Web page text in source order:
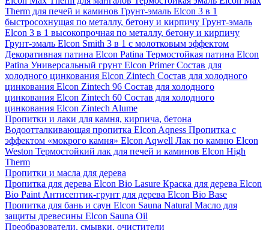
Therm для печей и каминов Грунт-эмаль Elcon 3 в 1
быстросохнущая по металлу, бетону и кирпичу Грунт-эмаль
Elcon 3 в 1 высокопрочная по металлу, бетону и кирпичу
Грунт-эмаль Elcon Smith 3 в 1 с молотковым эффектом
Декоративная патина Elcon Patina Термостойкая патина Elcon
Patina Универсальный грунт Elcon PrimerСостав для
холодного цинкования Elcon Zintech Состав для холодного
цинкования Elcon Zintech 96 Состав для холодного
цинкования Elcon Zintech 60 Состав для холодного
цинкования Elcon Zintech Alume
Пропитки и лаки для камня, кирпича, бетона
Водоотталкивающая пропитка Elcon Aqness Пропитка с
эффектом «мокрого камня» Elcon Aqwell Лак по камню Elcon
Weston Термостойкий лак для печей и каминов Elcon High
Therm
Пропитки и масла для дерева
Пропитка для дерева Elcon Bio Lasure Краска для дерева Elcon
Bio Paint Антисептик-грунт для дерева Elcon Bio Base
Пропитка для бань и саун Elcon Sauna Natural Масло для
защиты древесины Elcon Sauna Oil
Преобразователи, смывки, очистители